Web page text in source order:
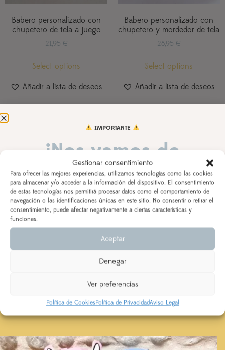
Gestionar consentimiento
Para ofrecer las mejores experiencias, utilizamos tecnologías como las cookies
para almacenar y/o acceder a la información del dispositivo. El consentimiento
de estas tecnologías nos permitirá procesar datos como el comportamiento de
navegación o las identificaciones únicas en este sitio. No consentir o retirar el
consentimiento, puede afectar negativamente a ciertas características y
funciones.
Aceptar
Denegar
Ver preferencias
Política de CookiesPolítica de PrivacidadAviso Legal
Babero personalizado con
chupetero de tela a juego
21,95 €
Select options
Añadir a lista de deseos
Babero personalizado con
chupetero y mordedor de tela
28,95 €
Select options
Añadir a lista de deseos
bandada babas y chupetero
de tela a juego
Añadir a lista de deseos
Babero personalizado, toallita
lactancia y chupetero de tela
juego
Añadir a lista de deseos
IMPORTANTE
¡Nos vamos de
vacaciones!
DEL 3 AL 21 DE AGOSTO
Los pedidos realizados a partir del 28 de julio
saldrán,
según orden de entrada y tiempo de procesamiento
(indicado en la descripción del producto), a partir del
24 de agosto.
Se priorizarán aquellos realizados con ENVÍO